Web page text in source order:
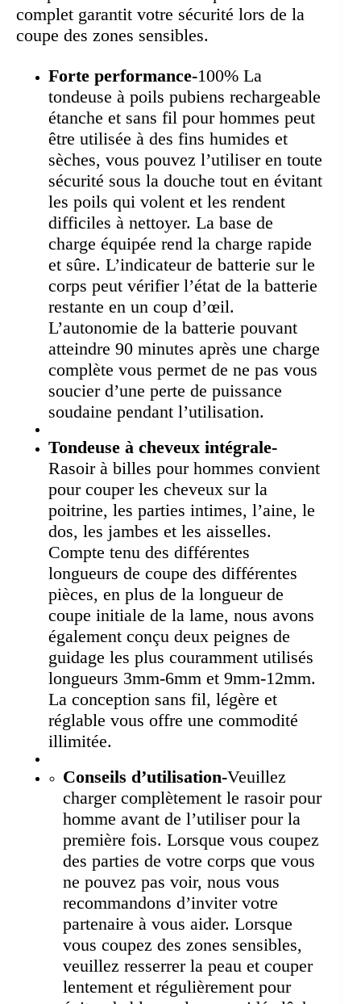
complet garantit votre sécurité lors de la
coupe des zones sensibles.
Forte performance-100% La
tondeuse à poils pubiens rechargeable
étanche et sans fil pour hommes peut
être utilisée à des fins humides et
sèches, vous pouvez l’utiliser en toute
sécurité sous la douche tout en évitant
les poils qui volent et les rendent
difficiles à nettoyer. La base de
charge équipée rend la charge rapide
et sûre. L’indicateur de batterie sur le
corps peut vérifier l’état de la batterie
restante en un coup d’œil.
L’autonomie de la batterie pouvant
atteindre 90 minutes après une charge
complète vous permet de ne pas vous
soucier d’une perte de puissance
soudaine pendant l’utilisation.
Tondeuse à cheveux intégrale-
Rasoir à billes pour hommes convient
pour couper les cheveux sur la
poitrine, les parties intimes, l’aine, le
dos, les jambes et les aisselles.
Compte tenu des différentes
longueurs de coupe des différentes
pièces, en plus de la longueur de
coupe initiale de la lame, nous avons
également conçu deux peignes de
guidage les plus couramment utilisés
longueurs 3mm-6mm et 9mm-12mm.
La conception sans fil, légère et
réglable vous offre une commodité
illimitée.
Conseils d’utilisation-Veuillez
charger complètement le rasoir pour
homme avant de l’utiliser pour la
première fois. Lorsque vous coupez
des parties de votre corps que vous
ne pouvez pas voir, nous vous
recommandons d’inviter votre
partenaire à vous aider. Lorsque
vous coupez des zones sensibles,
veuillez resserrer la peau et couper
lentement et régulièrement pour